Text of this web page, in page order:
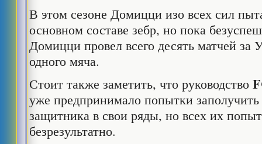
В этом сезоне Домицци изо всех сил
основном составе зебр, но пока
Домицци провел всего десять матчей за
одного мяча.
Стоит также заметить, что руководство
уже предпринимало попытки заполучить
защитника в свои ряды, но всех их
безрезультатно.